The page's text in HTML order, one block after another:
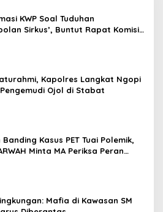
KWP Soal Tuduhan
Sirkus’, Buntut Rapat Komisi
Kapolres Langkat Ngopi
Ojol di Stabat
Kasus PET Tuai Polemik,
Minta MA Periksa Peran
Mafia di Kawasan SM